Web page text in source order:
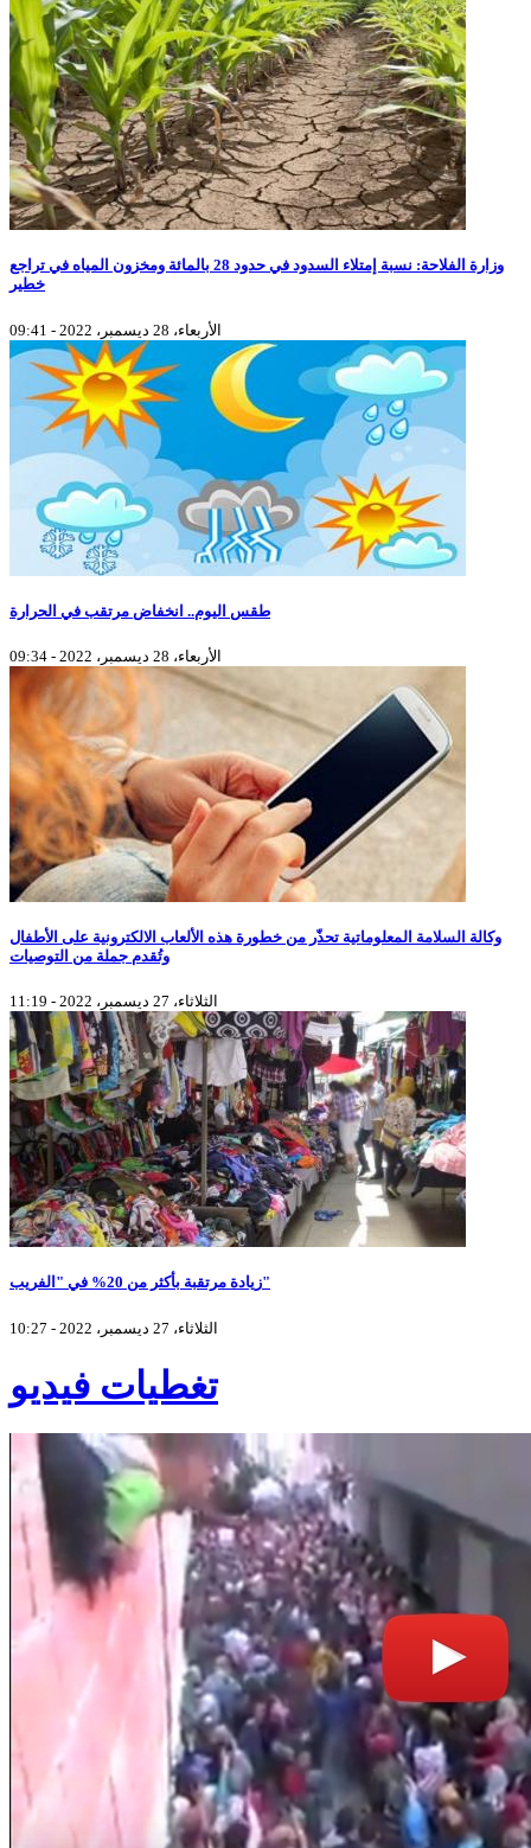
وزارة الفلاحة: نسبة إمتلاء السدود في حدود 28 بالمائة ومخزون المياه في تراجع
خطير
الأربعاء، 28 ديسمبر، 2022 - 09:41
طقس اليوم.. انخفاض مرتقب في الحرارة
الأربعاء، 28 ديسمبر، 2022 - 09:34
وكالة السلامة المعلوماتية تحذّر من خطورة هذه الألعاب الالكترونية على الأطفال
وتُقدم جملة من التوصيات
الثلاثاء، 27 ديسمبر، 2022 - 11:19
زيادة مرتقبة بأكثر من 20% في "الفريب"
الثلاثاء، 27 ديسمبر، 2022 - 10:27
تغطيات فيديو